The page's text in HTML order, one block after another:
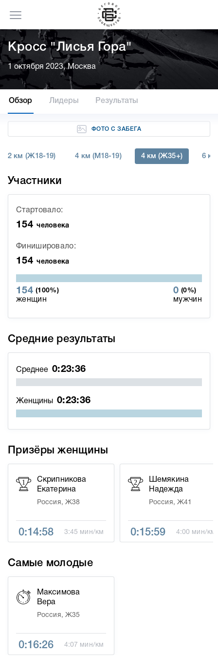
Кросс "Лисья Гора"
1 октября 2023, Москва
Обзор Лидеры Результаты
ФОТО С ЗАБЕГА
2 км (Ж18-19) 4 км (М18-19) 4 км (Ж35+) 6
Участники
Стартовало:
154человека
Финишировало:
154человека
154 (100%)
женщин
0 (0%)
мужчин
Средние результаты
Среднее 0:23:36
Женщины 0:23:36
Призёры женщины
1
Скрипникова
Екатерина
Россия, Ж38
0:14:58 3:45 мин/км
2
Шемякина
Надежда
Россия, Ж41
0:15:59 4:00 мин/км
Самые молодые
Максимова
Вера
Россия, Ж35
0:16:26 4:07 мин/км